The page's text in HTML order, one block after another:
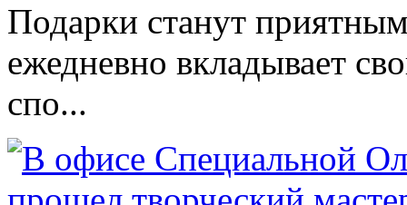
Подарки станут
ежедневно вкладывает
спо...